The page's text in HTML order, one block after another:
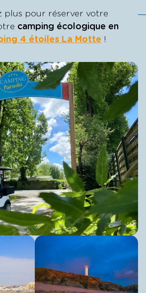
plus pour réserver votre
camping écologique en
4 étoiles La Motte !